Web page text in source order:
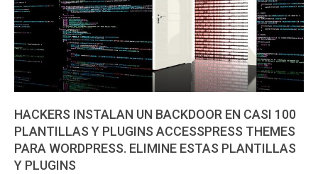
HACKERS INSTALAN UN BACKDOOR EN CASI 100
PLANTILLAS Y PLUGINS ACCESSPRESS THEMES
PARA WORDPRESS. ELIMINE ESTAS PLANTILLAS
Y PLUGINS